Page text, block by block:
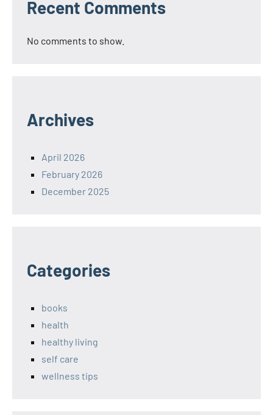
Recent Comments
No comments to show.
Archives
April 2026
February 2026
December 2025
Categories
books
health
healthy living
self care
wellness tips